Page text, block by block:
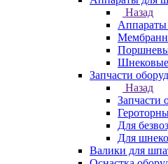
Назад
Аппараты
Запчасти
Назад
Запчасти
Для
Для
Валики для